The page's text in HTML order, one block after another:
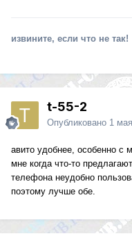
извините, если что не так!
t-55-2
Опубликовано 1
авито удобнее, особенно с
мне когда что-то
телефона неудобно
поэтому лучше обе.